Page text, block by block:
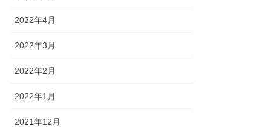
2022年4月
2022年3月
2022年2月
2022年1月
2021年12月